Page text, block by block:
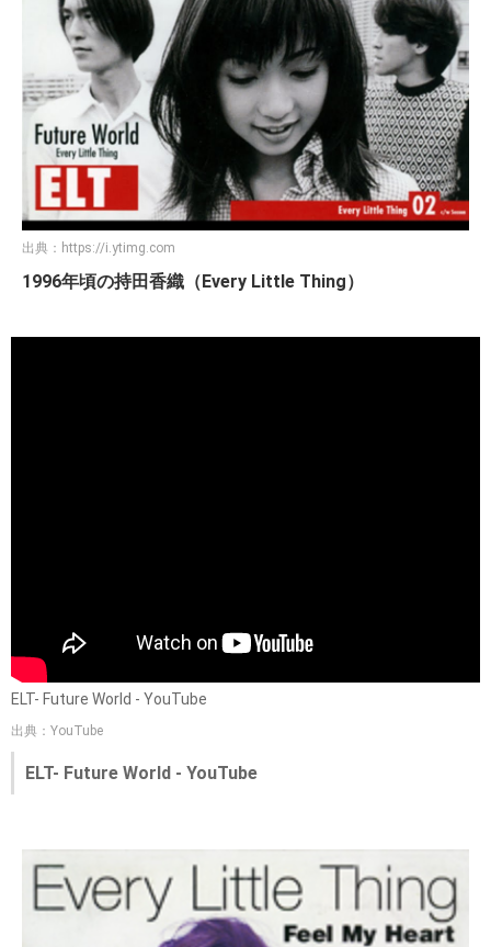
出典： https://i.ytimg.com
1996年頃の持田香織（Every Little Thing）
ELT- Future World - YouTube
出典：YouTube
ELT- Future World - YouTube